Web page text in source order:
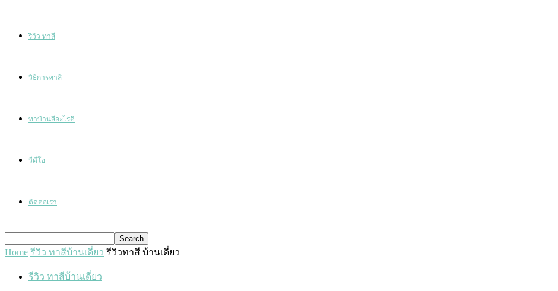
รีวิว ทาสี
วิธีการทาสี
ทาบ้านสีอะไรดี
วีดีโอ
ติดต่อเรา
Home รีวิว ทาสีบ้านเดี่ยว รีวิวทาสี บ้านเดี่ยว
รีวิว ทาสีบ้านเดี่ยว